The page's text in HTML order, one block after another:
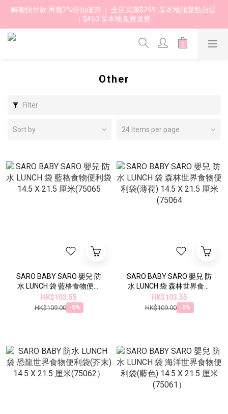
轉數快付款 再獲2%折扣優惠 ｜ 全店買滿$299  享本地順豐點自提
｜$450 享本地免費送貨
Other
Filter
Sort by 24 Items per page
SARO BABY SARO 嬰兒 防
水 LUNCH 袋 藍格食物便利
袋 14.5 X 21.5 厘米(75065
HK$103.55
HK$109.00 -5%
SARO BABY SARO 嬰兒 防
水 LUNCH 袋 森林世界食物
便利袋(薄荷) 14.5 X 21.5 厘
米(75064
HK$103.55
HK$109.00 -5%